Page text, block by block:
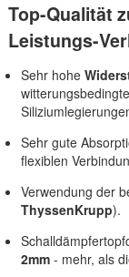
Top-Qualität
Leistungs-
Sehr hohe
Sehr gute
flexiblen
Verwendung der
ThyssenKrupp).
2mm- mehr, als